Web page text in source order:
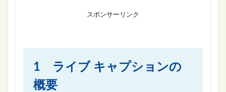
スポンサーリンク
1 ライブ キャプションの
概要